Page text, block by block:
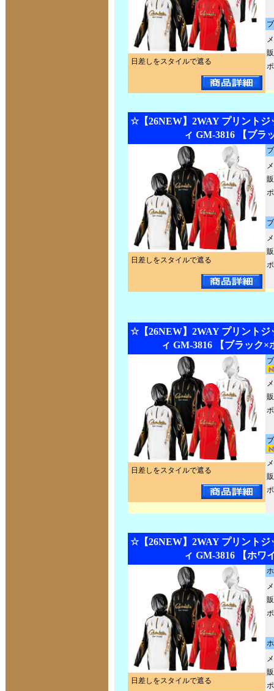
日差しをスタイルで遮る
☆【26NEW】2WAY プリントジ
ィ GM-3816 【ブラ
日差しをスタイルで遮る
☆【26NEW】2WAY プリントジ
ィ GM-3816 【ブラック×
日差しをスタイルで遮る
☆【26NEW】2WAY プリントジ
ィ GM-3816 【ホワ
日差しをスタイルで遮る